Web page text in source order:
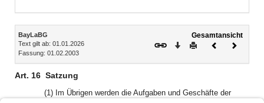
Inhalt
BayLaBG
Text gilt ab: 01.01.2026
Fassung: 01.02.2003
Gesamtansicht
Download
DruckenVorheriges
Art. 16 Satzung
(1) Im Übrigen werden die Aufgaben und Geschäfte der